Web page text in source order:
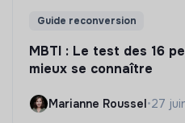
Guide reconversion
MBTI : Le test des 16
mieux se connaître
Marianne Roussel•27